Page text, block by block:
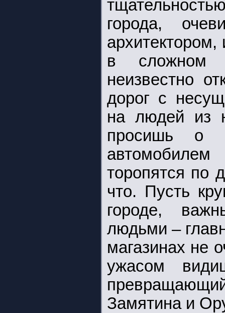
города,
в сложном
неизвестно
дорог с
на людей из
просишь о
торопятся по
что. Пусть
городе,
людьми –
магазинах не
ужасом
Замятина и